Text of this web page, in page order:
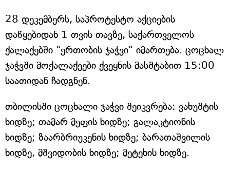
28 დეკემბერს, საპროტესტო აქციების
დაწყებიდან 1 თვის თავზე, საქართველოს
ქალაქებში "ერთობის ჯაჭვი" იმართება. ცოცხალ
ჯაჭვში მოქალაქეები ქვეყნის მასშტაბით 15:00
საათიდან ჩადგნენ.
თბილისში ცოცხალი ჯაჭვი შეიკვრება: ვახუშტის
ხიდზე; თამარ მეფის ხიდზე; გალაკტიონის
ხიდზე; ზაარბრიუკენის ხიდზე; ბარათაშვილის
ხიდზე, მშვიდობის ხიდზე; მეტეხის ხიდზე.